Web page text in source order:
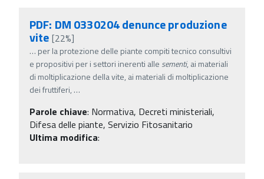
PDF: DM 0330204 denunce produzione
vite [22%]
… per la protezione delle piante compiti tecnico consultivi
e propositivi per i settori inerenti alle sementi, ai materiali
di moltiplicazione della vite, ai materiali di moltiplicazione
dei fruttiferi, …
Parole chiave: Normativa, Decreti ministeriali,
Difesa delle piante, Servizio Fitosanitario
Ultima modifica: